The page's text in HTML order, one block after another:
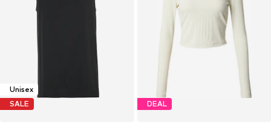
Unisex
SALE
DEAL